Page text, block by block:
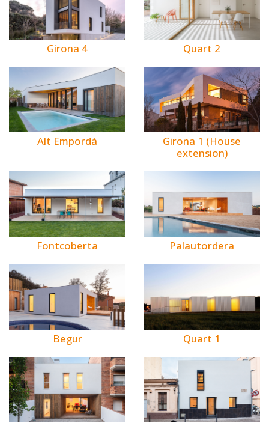
Girona 4 Quart 2
Alt Empordà
Girona 1 (House
extension)
Fontcoberta Palautordera
Begur Quart 1